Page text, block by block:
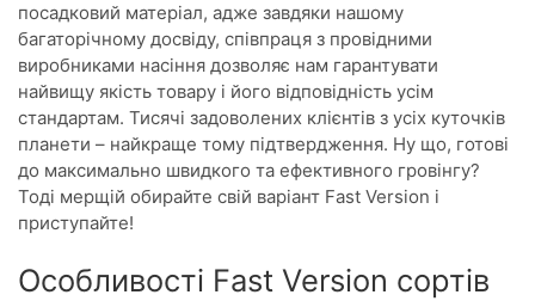
посадковий матеріал, адже завдяки нашому
багаторічному досвіду, співпраця з провідними
виробниками насіння дозволяє нам гарантувати
найвищу якість товару і його відповідність усім
стандартам. Тисячі задоволених клієнтів з усіх куточків
планети – найкраще тому підтвердження. Ну що, готові
до максимально швидкого та ефективного гровінгу?
Тоді мерщій обирайте свій варіант Fast Version і
приступайте!
Особливості Fast Version сортів